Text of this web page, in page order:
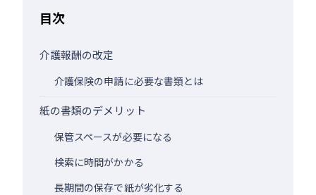
目次
介護報酬の改定
介護保険の申請に必要な書類とは
紙の書類のデメリット
保管スペースが必要になる
検索に時間がかかる
長期間の保存で紙が劣化する